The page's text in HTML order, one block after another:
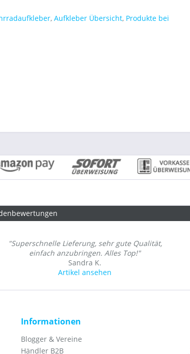
, Aufkleber Übersicht, Produkte bei
"Superschnelle Lieferung, sehr gute Qualität,
einfach anzubringen. Alles Top!"
Sandra K.
Artikel ansehen
Informationen
Blogger & Vereine
Händler B2B